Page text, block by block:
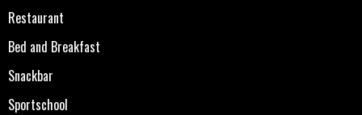
Restaurant
Bed and Breakfast
Snackbar
Sportschool